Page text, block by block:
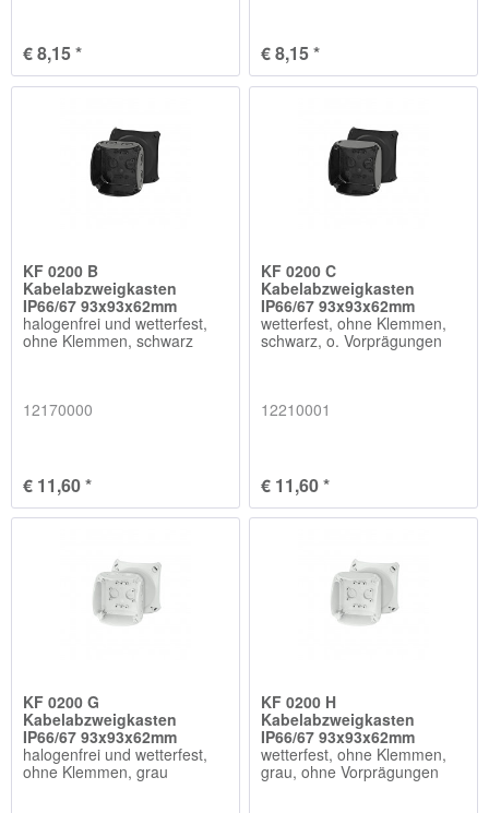
€ 8,15 * € 8,15 *
KF 0200 B
Kabelabzweigkasten
IP66/67 93x93x62mm
halogenfrei und wetterfest,
ohne Klemmen, schwarz
12170000
€ 11,60 *
KF 0200 C
Kabelabzweigkasten
IP66/67 93x93x62mm
wetterfest, ohne Klemmen,
schwarz, o. Vorprägungen
12210001
€ 11,60 *
KF 0200 G
Kabelabzweigkasten
IP66/67 93x93x62mm
halogenfrei und wetterfest,
ohne Klemmen, grau
KF 0200 H
Kabelabzweigkasten
IP66/67 93x93x62mm
wetterfest, ohne Klemmen,
grau, ohne Vorprägungen